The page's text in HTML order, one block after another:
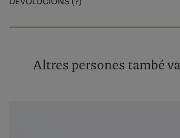
DEVOLUCIONS (?)
Altres persones també